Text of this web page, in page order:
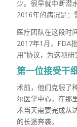
少。很早就中断潜
2016年的病况是：
医疗团队在这段时
2017年1月，FDA
用”协议，为这项研
第一位接受干
术前，他们克服了
尔医学中心，在那
术当天需要完成从
的长途奔袭。